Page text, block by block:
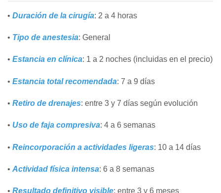
• Duración de la cirugía: 2 a 4 horas
• Tipo de anestesia: General
• Estancia en clínica: 1 a 2 noches (incluidas en el precio)
• Estancia total recomendada: 7 a 9 días
• Retiro de drenajes: entre 3 y 7 días según evolución
• Uso de faja compresiva: 4 a 6 semanas
• Reincorporación a actividades ligeras: 10 a 14 días
• Actividad física intensa: 6 a 8 semanas
• Resultado definitivo visible: entre 3 y 6 meses